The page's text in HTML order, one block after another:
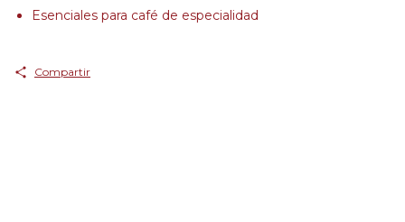
Esenciales para café de especialidad
Compartir